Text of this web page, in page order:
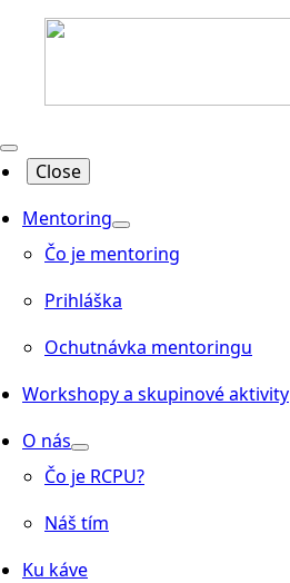
Close
Mentoring
Čo je mentoring
Prihláška
Ochutnávka mentoringu
Workshopy a skupinové aktivity
O nás
Čo je RCPU?
Náš tím
Ku káve